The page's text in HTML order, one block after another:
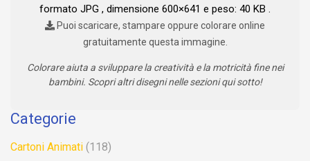
formato JPG , dimensione 600×641 e peso: 40 KB .
Puoi scaricare, stampare oppure colorare online
gratuitamente questa immagine.
Colorare aiuta a sviluppare la creatività e la motricità fine nei
bambini. Scopri altri disegni nelle sezioni qui sotto!
Categorie
Cartoni Animati (118)